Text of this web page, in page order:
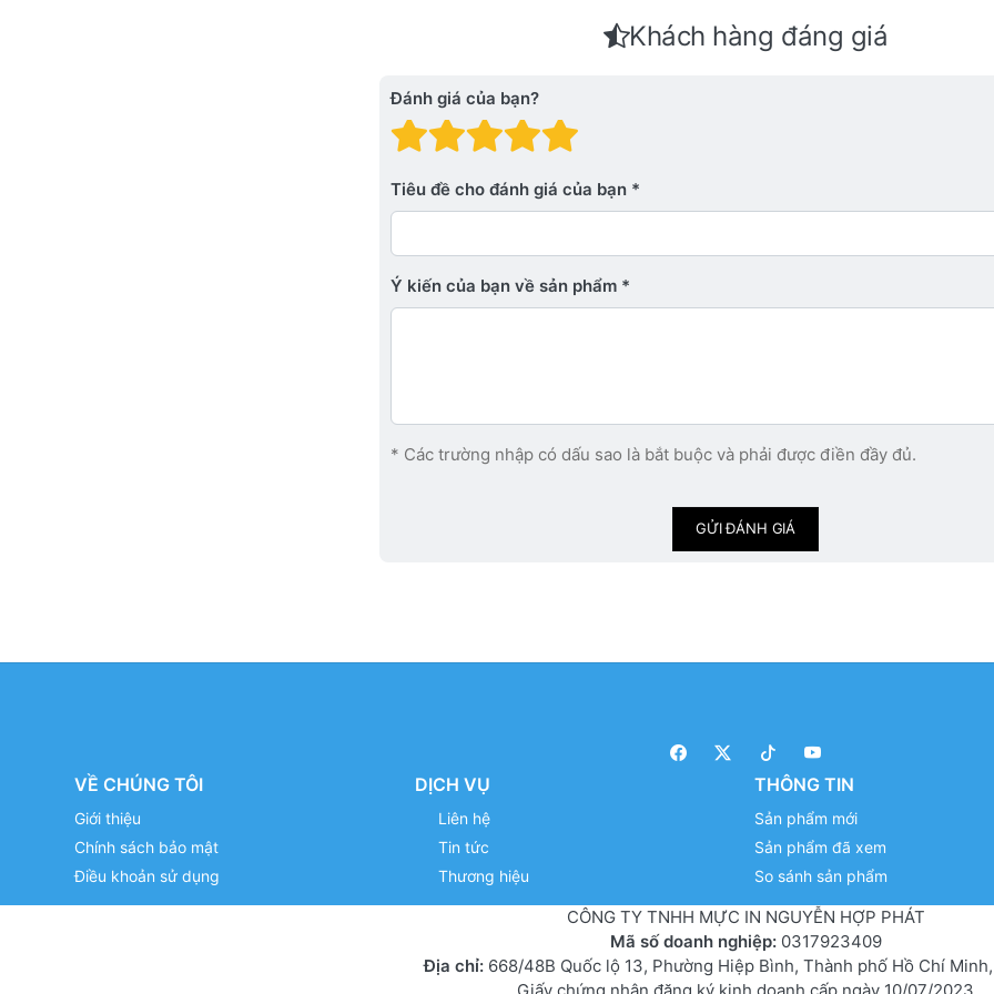
Khách hàng đáng giá
Đánh giá của bạn?
Đánh giá: 4 trên 5 sao.
Đánh giá: 3 trên 5 sao.
Đánh giá: 2 trên 5 sao.
Đánh giá: 1 trên 5 sao. Xấu
Tiêu đề cho đánh giá của bạn
Ý kiến ​​của bạn về sản phẩm
* Các trường nhập có dấu sao là bắt buộc và phải được điền đầy đủ.
GỬI ĐÁNH GIÁ
VỀ CHÚNG TÔI
Giới thiệu
Chính sách bảo mật
Điều khoản sử dụng
DỊCH VỤ
Liên hệ
Tin tức
Thương hiệu
THÔNG TIN
Sản phẩm mới
Sản phẩm đã xem
So sánh sản phẩm
CÔNG TY TNHH MỰC IN NGUYỄN HỢP PHÁT
Mã số doanh nghiệp: 0317923409
Địa chỉ:668/48B Quốc lộ 13, Phường Hiệp Bình, Thành phố Hồ Chí